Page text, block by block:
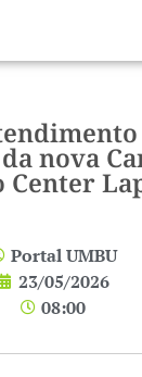
nova
Portal UMBU
23/05/2026
08:00